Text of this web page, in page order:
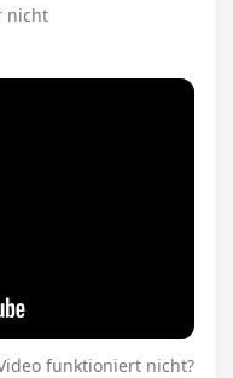
nicht
funktioniert nicht?